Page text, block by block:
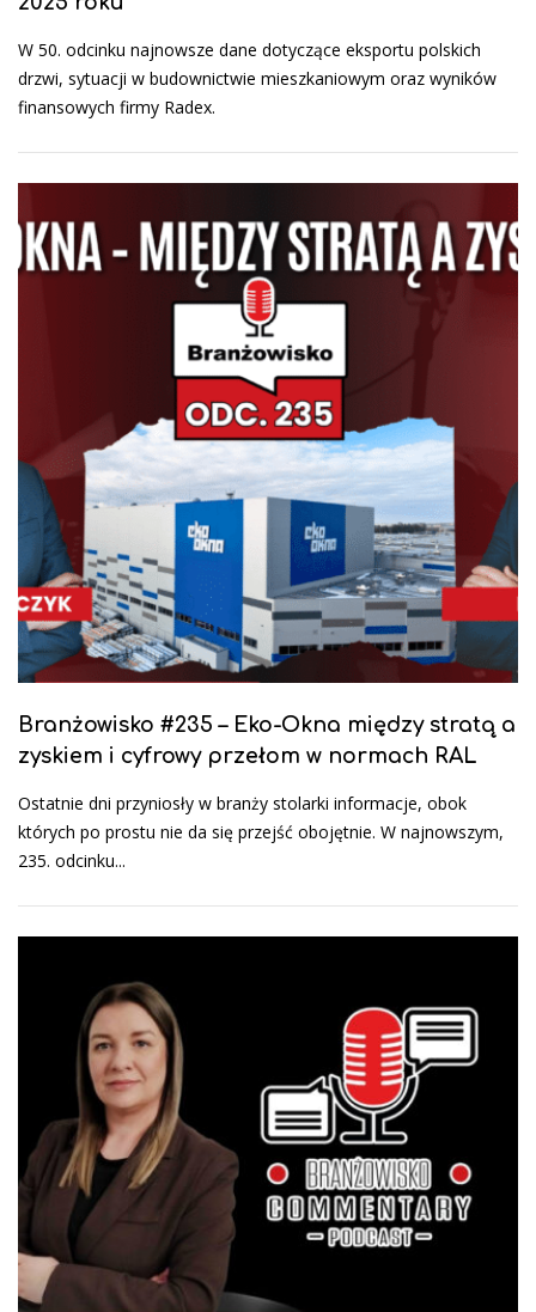
W 50. odcinku najnowsze dane dotyczące eksportu polskich
drzwi, sytuacji w budownictwie mieszkaniowym oraz wyników
finansowych firmy Radex.
Branżowisko #235 – Eko-Okna między stratą a
zyskiem i cyfrowy przełom w normach RAL
Ostatnie dni przyniosły w branży stolarki informacje, obok
których po prostu nie da się przejść obojętnie. W najnowszym,
235. odcinku...